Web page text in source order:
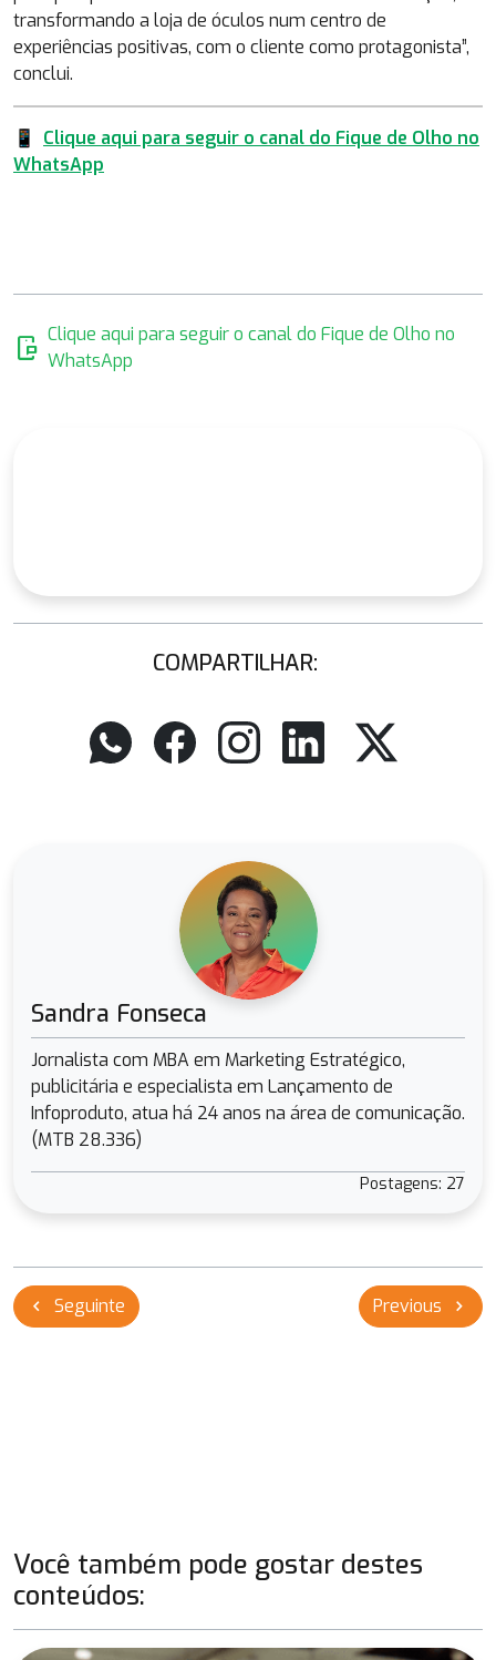
transformando a loja de óculos num centro de
experiências positivas, com o cliente como protagonista”,
conclui.
📱
Clique aqui para seguir o canal do Fique de Olho no
WhatsApp
mobile_chat Clique aqui para seguir o canal do Fique de Olho no
WhatsApp
COMPARTILHAR:
Sandra Fonseca
Jornalista com MBA em Marketing Estratégico,
publicitária e especialista em Lançamento de
Infoproduto, atua há 24 anos na área de comunicação.
(MTB 28.336)
Postagens: 27
Navegação
de
Previous chevron_right
chevron_left Seguinte
Você também pode gostar destes
conteúdos: